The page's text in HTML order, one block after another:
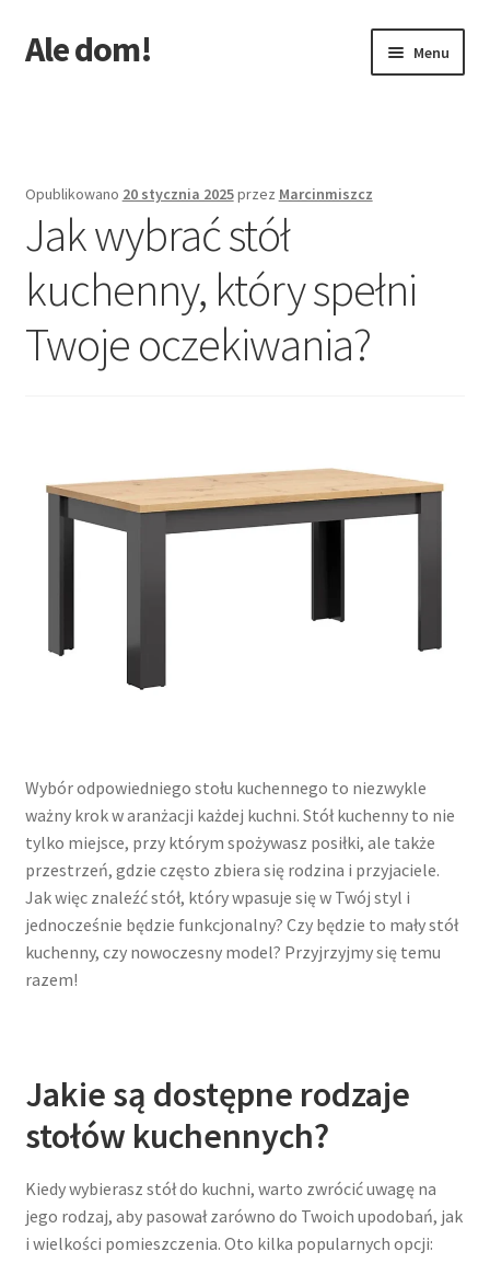
Przejdź
do
Przejdź
do
Ale dom! Menu
Opublikowano 20 stycznia 2025przez Marcinmiszcz
Jak wybrać stół
kuchenny, który spełni
Twoje oczekiwania?
Wybór odpowiedniego stołu kuchennego to niezwykle
ważny krok w aranżacji każdej kuchni. Stół kuchenny to nie
tylko miejsce, przy którym spożywasz posiłki, ale także
przestrzeń, gdzie często zbiera się rodzina i przyjaciele.
Jak więc znaleźć stół, który wpasuje się w Twój styl i
jednocześnie będzie funkcjonalny? Czy będzie to mały stół
kuchenny, czy nowoczesny model? Przyjrzyjmy się temu
razem!
Jakie są dostępne rodzaje
stołów kuchennych?
Kiedy wybierasz stół do kuchni, warto zwrócić uwagę na
jego rodzaj, aby pasował zarówno do Twoich upodobań, jak
i wielkości pomieszczenia. Oto kilka popularnych opcji: